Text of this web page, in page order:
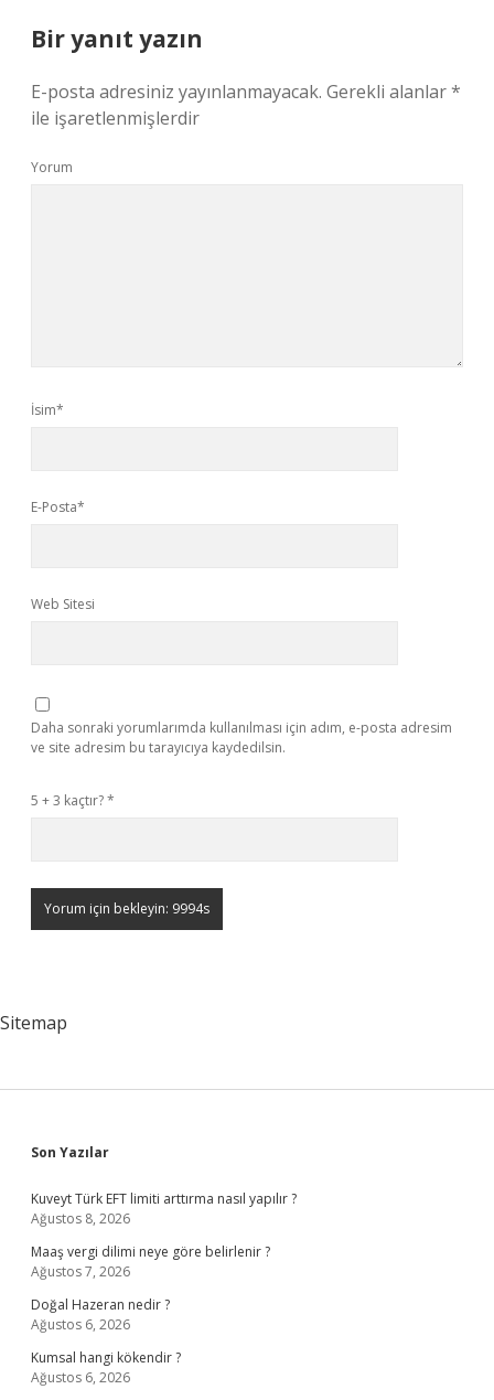
Bir yanıt yazın
E-posta adresiniz yayınlanmayacak. Gerekli alanlar*
ile işaretlenmişlerdir
Yorum
İsim*
E-Posta*
Web Sitesi
Daha sonraki yorumlarımda kullanılması için adım, e-posta adresim
ve site adresim bu tarayıcıya kaydedilsin.
5 + 3 kaçtır?*
Sitemap
Sidebar
Son Yazılar
Kuveyt Türk EFT limiti arttırma nasıl yapılır ?
Ağustos 8, 2026
Maaş vergi dilimi neye göre belirlenir ?
Ağustos 7, 2026
Doğal Hazeran nedir ?
Ağustos 6, 2026
Kumsal hangi kökendir ?
Ağustos 6, 2026